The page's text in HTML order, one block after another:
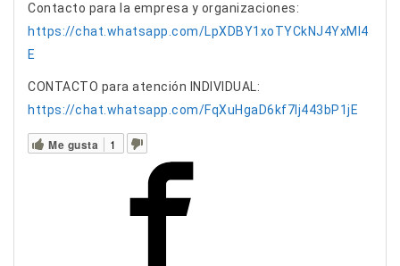
Contacto para la empresa y organizaciones:
https://chat.whatsapp.com/LpXDBY1xoTYCkNJ4YxMI4
E
CONTACTO para atención INDIVIDUAL:
https://chat.whatsapp.com/FqXuHgaD6kf7lj443bP1jE
Me gusta 1